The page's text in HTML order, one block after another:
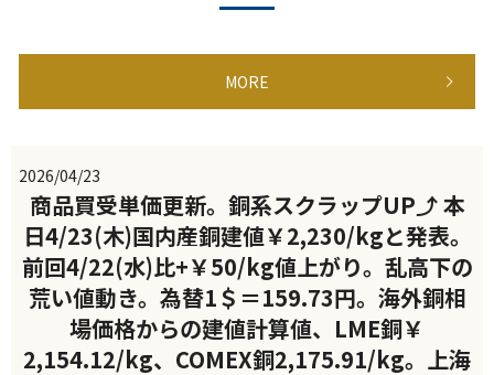
MORE
2026/04/23
商品買受単価更新。銅系スクラップUP⤴ 本
日4/23(木)国内産銅建値￥2,230/kgと発表。
前回4/22(水)比+￥50/kg値上がり。乱高下の
荒い値動き。為替1＄＝159.73円。海外銅相
場価格からの建値計算値、LME銅￥
2,154.12/kg、COMEX銅2,175.91/kg。上海